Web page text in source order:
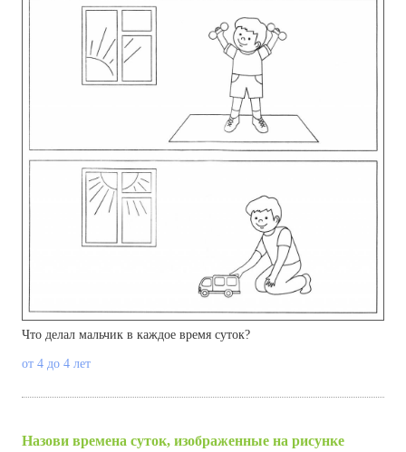
Что делал мальчик в каждое время суток?
от 4 до 4 лет
Назови времена суток, изображенные на рисунке